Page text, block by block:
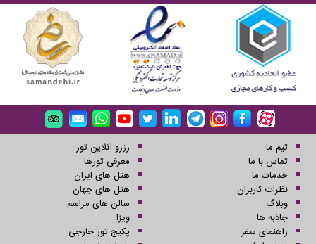
تیم ما
تماس با ما
خدمات ما
نظرات کاربران
وبلاگ
جاذبه ها
راهنمای سفر
رزرو آنلاین تور
معرفی تورها
هتل های ایران
هتل های جهان
سالن های مراسم
ویزا
پکیج تور خارجی